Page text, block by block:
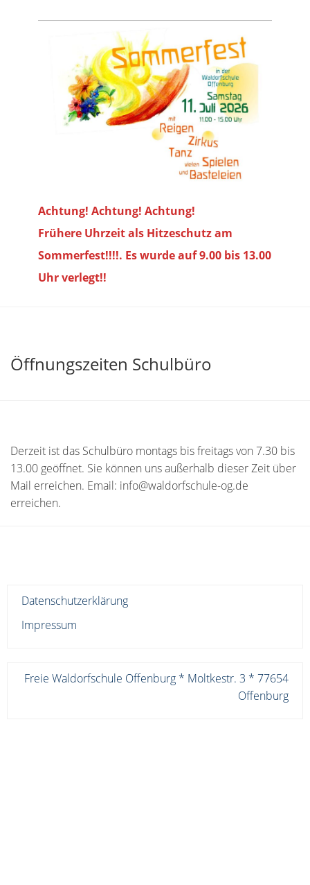
Achtung! Achtung! Achtung!
Frühere Uhrzeit als Hitzeschutz am
Sommerfest!!!!. Es wurde auf 9.00 bis 13.00
Uhr verlegt!!
Öffnungszeiten Schulbüro
Derzeit ist das Schulbüro montags bis freitags von 7.30 bis
13.00 geöffnet. Sie können uns außerhalb dieser Zeit über
Mail erreichen. Email: info@waldorfschule-og.de
erreichen.
Datenschutzerklärung
Impressum
Freie Waldorfschule Offenburg * Moltkestr. 3 * 77654
Offenburg